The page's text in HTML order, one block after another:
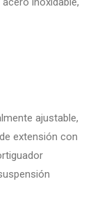
ajustable,
extensión con